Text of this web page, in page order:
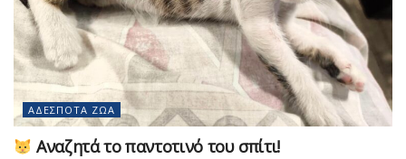
ΑΔΈΣΠΟΤΑ ΖΏΑ
Αναζητά το παντοτινό του σπίτι!